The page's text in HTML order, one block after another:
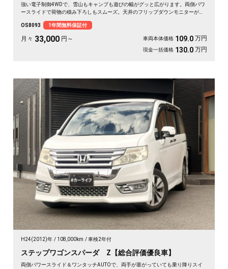
強い電子制御4WDで、雪山もキャンプも遊びの幅がグッと広がります。両側パワ
ースライドで荷物の積み下ろしもスムーズ。天井のフリップダウンモニターがあ
いた一台で、週末の遠出が待ち遠しくなりますよ。乗り込むほどに頼れる相棒に
💫🏔️🚗✌️《1年保証付》
OS8093 1年間無料保証付
月々 33,000 円～ 車両本体価格 109.0 万円
現金一括価格 130.0 万円
H24(2012)年 108,000km 車検2年付
ステップワゴンスパーダ Z【総合評価優良車】
両側パワースライド＆ワンタッチAUTOで、両手が塞がっていても乗り降りスイ